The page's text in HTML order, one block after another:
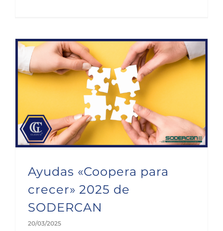
Ayudas «Coopera para
crecer» 2025 de
SODERCAN
20/03/2025